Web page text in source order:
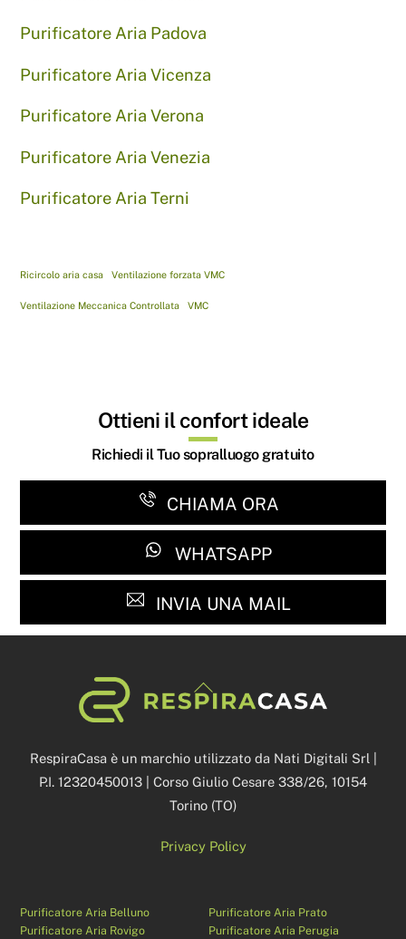
Purificatore Aria Padova
Purificatore Aria Vicenza
Purificatore Aria Verona
Purificatore Aria Venezia
Purificatore Aria Terni
Ricircolo aria casa Ventilazione forzata VMC
Ventilazione Meccanica Controllata VMC
Ottieni il confort ideale
Richiedi il Tuo sopralluogo gratuito
CHIAMA ORA
WHATSAPP
INVIA UNA MAIL
Back
To
RespiraCasa è un marchio utilizzato da Nati Digitali Srl |
P.I. 12320450013 | Corso Giulio Cesare 338/26, 10154
Torino (TO)
Privacy Policy
Purificatore Aria Belluno
Purificatore Aria Rovigo
Purificatore Aria Prato
Purificatore Aria Perugia